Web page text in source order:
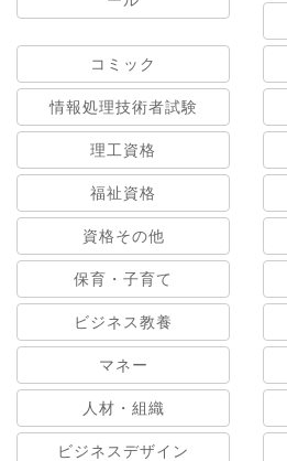
コミック
情報処理技術者試験
理工資格
福祉資格
資格その他
保育・子育て
ビジネス教養
マネー
人材・組織
ビジネスデザイン